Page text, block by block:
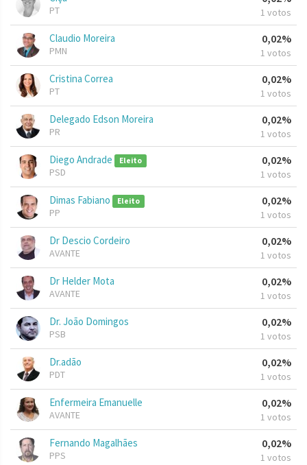
PT 1 votos
Claudio Moreira
PMN
0,02%
1 votos
Cristina Correa
PT
0,02%
1 votos
Delegado Edson Moreira
PR
0,02%
1 votos
Diego Andrade Eleito
PSD
0,02%
1 votos
Dimas Fabiano Eleito
PP
0,02%
1 votos
Dr Descio Cordeiro
AVANTE
0,02%
1 votos
Dr Helder Mota
AVANTE
0,02%
1 votos
Dr. João Domingos
PSB
0,02%
1 votos
Dr.adão
PDT
0,02%
1 votos
Enfermeira Emanuelle
AVANTE
0,02%
1 votos
Fernando Magalhães
PPS
0,02%
1 votos